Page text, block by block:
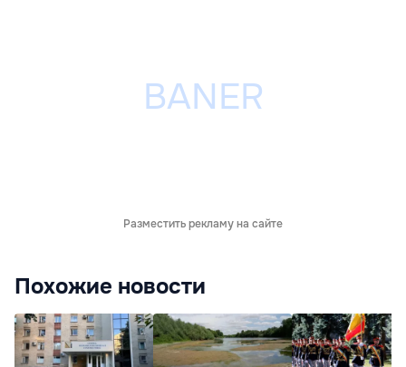
Разместить рекламу на сайте
Похожие новости